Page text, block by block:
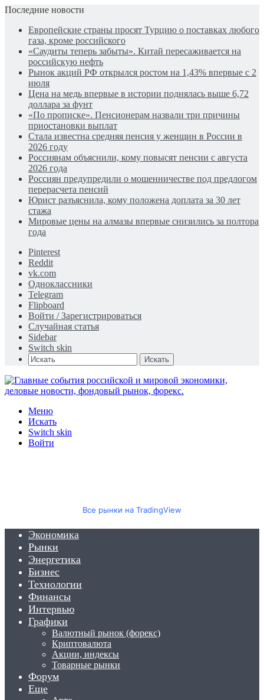
Последние новости
Европейские страны просят Турцию о поставках любого
газа, кроме российского
«Саудиты теперь забыты». Китай пересаживается на
российскую нефть
Рынок акций РФ открылся ростом на 1,43% впервые с 2
июля
Цена на медь впервые в истории поднялась выше 6,72
доллара за фунт
«По прописке». Пенсионерам назвали три причины
приостановки выплат
Стала известна средняя пенсия у женщин в России в
2026 году
Россиянам объяснили, кому повысят пенсии с августа
2026 года
Россиян предупредили о мошенничестве под предлогом
перерасчета пенсий
Юрист разъяснила, кому положена доплата за 30 лет
стажа
Мировые цены на алмазы впервые снизились за полтора
года
Pinterest
Reddit
vk.com
Одноклассники
Telegram
Flipboard
Войти / Зарегистрироваться
Случайная статья
Sidebar
Switch skin
Искать
Меню
Искать
Switch skin
Войти
Все рынки на TradingView
Экономика
Рынки
Энергетика
Бизнес
Технологии
Финансы
Интервью
Графики
Валютный рынок (форекс)
Криптовалюта
Акции, индексы
Товарные рынки
Форум
Еще